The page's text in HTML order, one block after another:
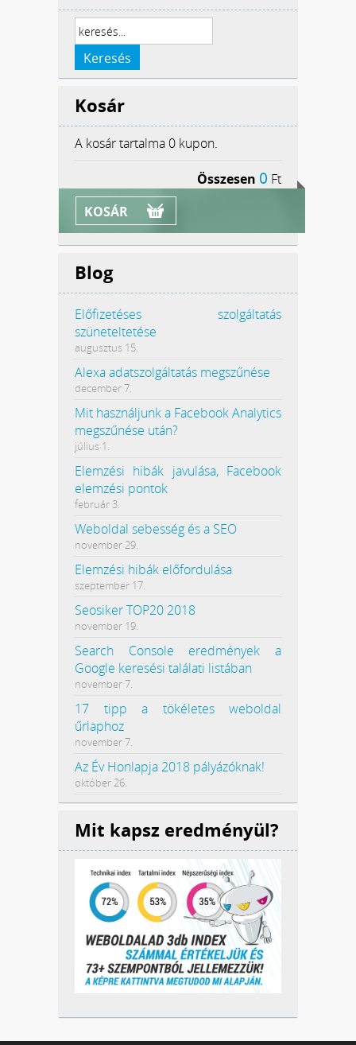
Kosár
A kosár tartalma 0 kupon.
Összesen 0 Ft
KOSÁR
Blog
Előfizetéses szolgáltatás
szüneteltetése
augusztus 15.
Alexa adatszolgáltatás megszűnése
december 7.
Mit használjunk a Facebook Analytics
megszűnése után?
július 1.
Elemzési hibák javulása, Facebook
elemzési pontok
február 3.
Weboldal sebesség és a SEO
november 29.
Elemzési hibák előfordulása
szeptember 17.
Seosiker TOP20 2018
november 19.
Search Console eredmények a
Google keresési találati listában
november 7.
17 tipp a tökéletes weboldal
űrlaphoz
november 7.
Az Év Honlapja 2018 pályázóknak!
október 26.
Mit kapsz eredményül?